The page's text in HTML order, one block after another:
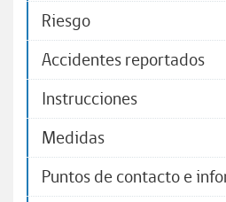
Riesgo
Accidentes reportados
Instrucciones
Medidas
Puntos de contacto e